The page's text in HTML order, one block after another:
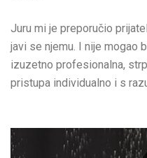
Juru mi je preporučio
javi se njemu. I nije mogao
izuzetno profesionalna,
pristupa individualno i s